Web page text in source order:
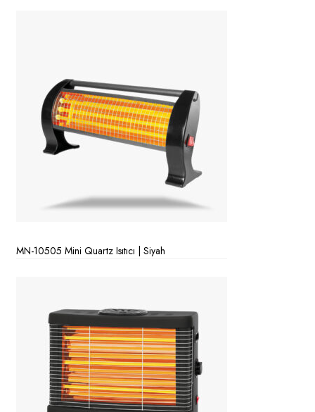
MN-10505 Mini Quartz Isıtıcı | Siyah